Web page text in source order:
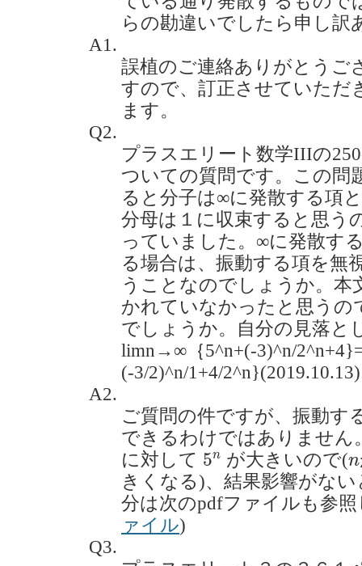
らの勘違いでしたら申し訳
A1.
誤植のご連絡ありがとうご
すので、訂正させていただ
ます。
Q2.
プラスエリート数学IIIの
ついての質問です。この問
ると分子は∞に発散する項
分母は１に収束すると思う
っていました。∞に発散す
る場合は、振動する項を無
うことなのでしょうか。
かれていなかったと思うの
でしょうか。自分の見落と
limn→∞｛5^n+(-3)^n/
(-3/2)^n/1+4/2^n}(2019.10.13)
A2.
ご質問の件ですが、振動す
できるわけではありません
に対して 5n
5n が大きいので(n
n
きくなる)、結果影響がな
分は次のpdfファイルも参
ァイル)
Q3.